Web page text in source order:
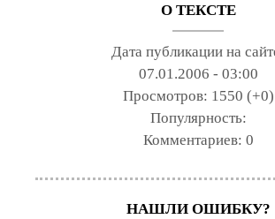
О ТЕКСТЕ
Дата публикации на
07.01.2006 - 03:00
Просмотров: 1550 (+0)
Популярность:
Комментариев: 0
НАШЛИ ОШИБКУ?